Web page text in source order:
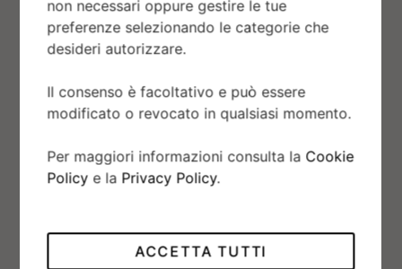
Grazie per il tuo interesse per gli orologi Rolex.
Inserisci il tuo messaggio e risponderemo
Avanti
non necessari oppure gestire le tue
preferenze selezionando le categorie che
desideri autorizzare.
Il consenso è facoltativo e può essere
modificato o revocato in qualsiasi momento.
Per maggiori informazioni consulta la Cookie
Policy e la Privacy Policy.
ACCETTA TUTTI